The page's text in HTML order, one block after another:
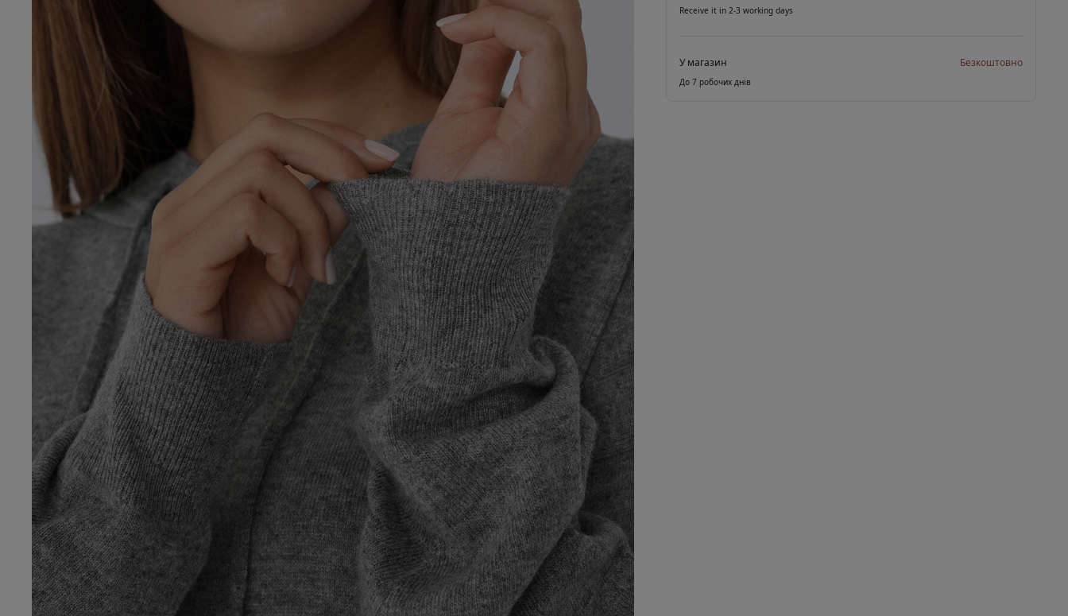
Receive it in 2-3 working days
У магазин Безкоштовно
До 7 робочих днів